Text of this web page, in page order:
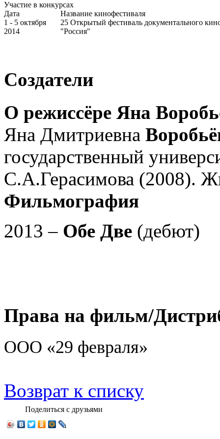
Участие в конкурсах
Дата
Название кинофестиваля
1 - 5 октября
2014
25 Открытый фестиваль документального
"Россия"
Создатели
О режиссёре Яна
Яна Дмитриевна
государственный
С.А.Герасимова (2008).
Фильмография
2013 – Обе Две (дебют)
Права на фильм/
ООО «29 февраля»
Возврат к списку
Поделиться с друзьями